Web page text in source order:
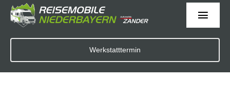
Werkstatt
Werkstatttermin